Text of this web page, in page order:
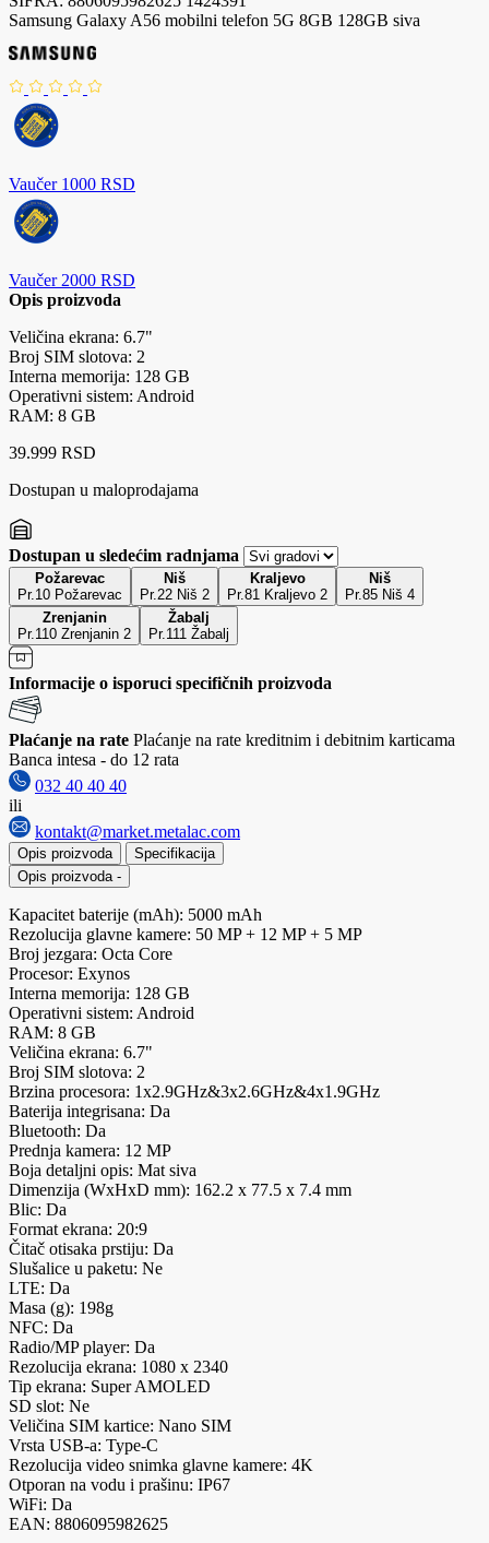
Samsung Galaxy A56 mobilni telefon 5G 8GB 128GB siva
Vaučer 1000 RSD
Vaučer 2000 RSD
Opis proizvoda
Veličina ekrana: 6.7"
Broj SIM slotova: 2
Interna memorija: 128 GB
Operativni sistem: Android
RAM: 8 GB
39.999 RSD
Dostupan u maloprodajama
Dostupan u sledećim radnjama
Požarevac
Pr.10 Požarevac
Niš
Pr.22 Niš 2
Kraljevo
Pr.81 Kraljevo 2
Niš
Pr.85 Niš 4
Zrenjanin
Pr.110 Zrenjanin 2
Žabalj
Pr.111 Žabalj
Informacije o isporuci specifičnih proizvoda
Plaćanje na rate Plaćanje na rate kreditnim i debitnim karticama
Banca intesa - do 12 rata
032 40 40 40
ili
kontakt@market.metalac.com
Opis proizvoda
Specifikacija
Opis proizvoda -
Kapacitet baterije (mAh): 5000 mAh
Rezolucija glavne kamere: 50 MP + 12 MP + 5 MP
Broj jezgara: Octa Core
Procesor: Exynos
Interna memorija: 128 GB
Operativni sistem: Android
RAM: 8 GB
Veličina ekrana: 6.7"
Broj SIM slotova: 2
Brzina procesora: 1x2.9GHz&3x2.6GHz&4x1.9GHz
Baterija integrisana: Da
Bluetooth: Da
Prednja kamera: 12 MP
Boja detaljni opis: Mat siva
Dimenzija (WxHxD mm): 162.2 x 77.5 x 7.4 mm
Blic: Da
Format ekrana: 20:9
Čitač otisaka prstiju: Da
Slušalice u paketu: Ne
LTE: Da
Masa (g): 198g
NFC: Da
Radio/MP player: Da
Rezolucija ekrana: 1080 x 2340
Tip ekrana: Super AMOLED
SD slot: Ne
Veličina SIM kartice: Nano SIM
Vrsta USB-a: Type-C
Rezolucija video snimka glavne kamere: 4K
Otporan na vodu i prašinu: IP67
WiFi: Da
EAN: 8806095982625